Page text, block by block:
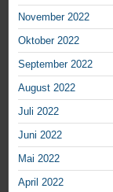
November 2022
Oktober 2022
September 2022
August 2022
Juli 2022
Juni 2022
Mai 2022
April 2022